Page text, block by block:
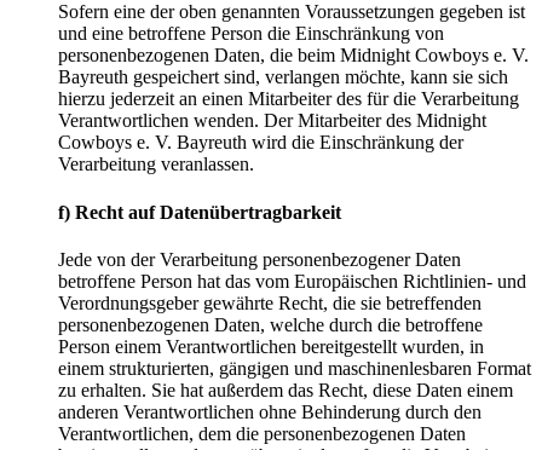
Sofern eine der oben genannten Voraussetzungen gegeben ist
und eine betroffene Person die Einschränkung von
personenbezogenen Daten, die beim Midnight Cowboys e. V.
Bayreuth gespeichert sind, verlangen möchte, kann sie sich
hierzu jederzeit an einen Mitarbeiter des für die Verarbeitung
Verantwortlichen wenden. Der Mitarbeiter des Midnight
Cowboys e. V. Bayreuth wird die Einschränkung der
Verarbeitung veranlassen.
f) Recht auf Datenübertragbarkeit
Jede von der Verarbeitung personenbezogener Daten
betroffene Person hat das vom Europäischen Richtlinien- und
Verordnungsgeber gewährte Recht, die sie betreffenden
personenbezogenen Daten, welche durch die betroffene
Person einem Verantwortlichen bereitgestellt wurden, in
einem strukturierten, gängigen und maschinenlesbaren Format
zu erhalten. Sie hat außerdem das Recht, diese Daten einem
anderen Verantwortlichen ohne Behinderung durch den
Verantwortlichen, dem die personenbezogenen Daten